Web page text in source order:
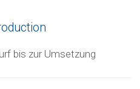
bis zur Umsetzung